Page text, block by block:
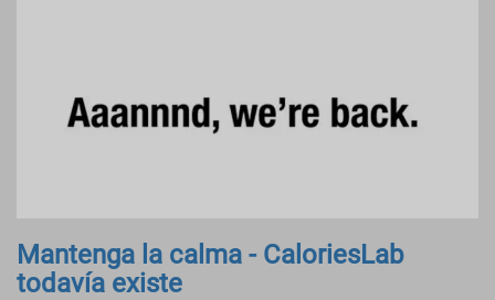
Mantenga la calma - CaloriesLab
todavía existe